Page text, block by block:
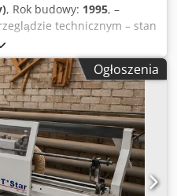
, Rok budowy: 1995, –
technicznym – stan
PARAMETRY
max 1300 mm – średnica
– pięć noży górnych –
hydrauliczne –
Dksdpfxjd Rkkzo
380 cm – szerokość 210
kg
Ogłoszenia